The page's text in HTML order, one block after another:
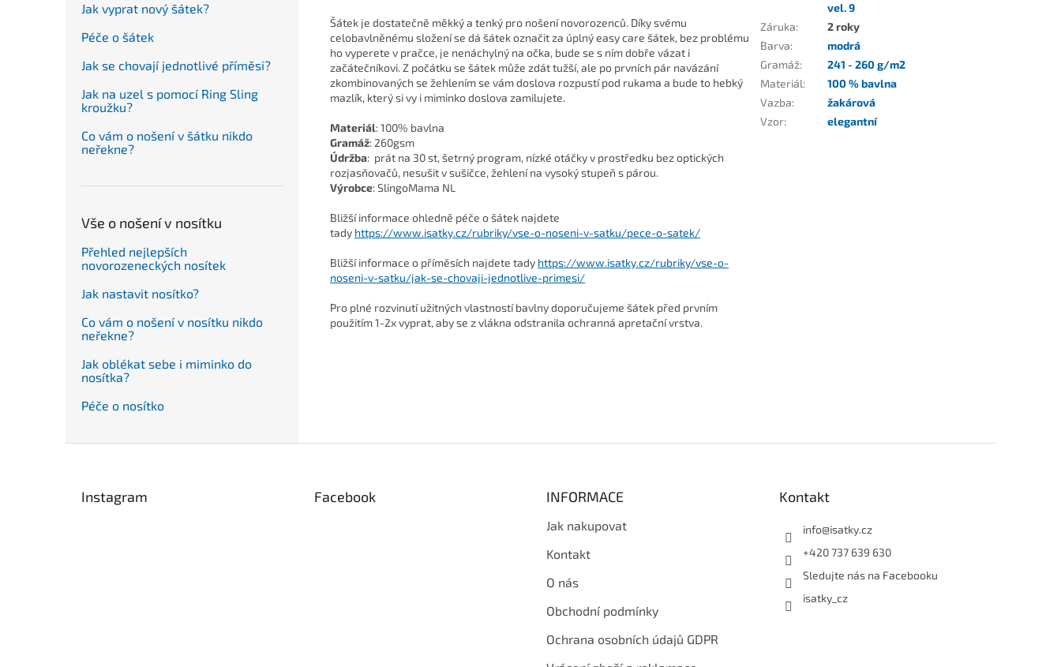
Jak vyprat nový šátek?
Péče o šátek
Jak se chovají jednotlivé příměsi?
Jak na uzel s pomocí Ring Sling
kroužku?
Co vám o nošení v šátku nikdo
neřekne?
Vše o nošení v nosítku
Přehled nejlepších
novorozeneckých nosítek
Jak nastavit nosítko?
Co vám o nošení v nosítku nikdo
neřekne?
Jak oblékat sebe i miminko do
nosítka?
Péče o nosítko
Šátek je dostatečně měkký a tenký pro nošení novorozenců. Díky svému
celobavlněnému složení se dá šátek označit za úplný easy care šátek, bez problému
ho vyperete v pračce, je nenáchylný na očka, bude se s ním dobře vázat i
začátečníkovi. Z počátku se šátek může zdát tužší, ale po prvních pár navázání
zkombinovaných se žehlením se vám doslova rozpustí pod rukama a bude to hebký
mazlík, který si vy i miminko doslova zamilujete.
Materiál: 100% bavlna
Gramáž: 260gsm
Údržba: prát na 30 st, šetrný program, nízké otáčky v prostředku bez optických
rozjasňovačů, nesušit v sušičce, žehlení na vysoký stupeň s párou.
Výrobce: SlingoMama NL
Bližší informace ohledně péče o šátek najdete
tady https://www.isatky.cz/rubriky/vse-o-noseni-v-satku/pece-o-satek/
Bližší informace o příměsích najdete tady https://www.isatky.cz/rubriky/vse-o-
noseni-v-satku/jak-se-chovaji-jednotlive-primesi/
Pro plné rozvinutí užitných vlastností bavlny doporučujeme šátek před prvním
použitím 1-2x vyprat, aby se z vlákna odstranila ochranná apretační vrstva.
vel. 9
Záruka:
2 roky
Barva:
modrá
Gramáž:
241 - 260 g/m2
Materiál:
100 % bavlna
Vazba:
žakárová
Vzor: elegantní
Instagram Facebook INFORMACE
Jak nakupovat
Kontakt
O nás
Obchodní podmínky
Ochrana osobních údajů GDPR
Kontakt
info@isatky.cz
+420 737 639 630
Sledujte nás na Facebooku
isatky_cz